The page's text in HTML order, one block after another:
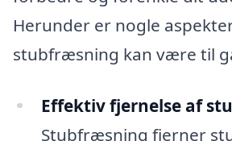
Herunder er nogle
stubfræsning kan være til
Effektiv fjernelse af
Stubfræsning fjerner